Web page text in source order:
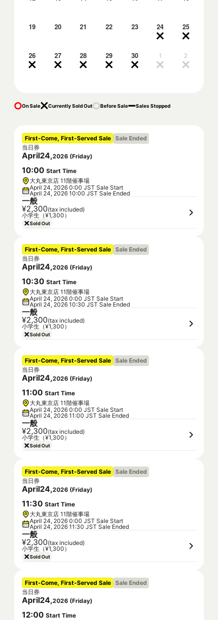
19 20 21 22 23 24 25
26 27 28 29 30 1 2
On Sale Currently Sold Out Before Sale Sales Stopped
First-Come, First-Served Sale Sale Ended
当日券
April24,2026 (Friday)
10:00 Start Time
大丸東京店 11階催事場
April 24, 2026 0:00 JST Sale Start
April 24, 2026 10:00 JST Sale Ended
一般
¥2,300(tax included)
小学生（¥1,300）
Sold Out
First-Come, First-Served Sale Sale Ended
当日券
April24,2026 (Friday)
10:30 Start Time
大丸東京店 11階催事場
April 24, 2026 0:00 JST Sale Start
April 24, 2026 10:30 JST Sale Ended
一般
¥2,300(tax included)
小学生（¥1,300）
Sold Out
First-Come, First-Served Sale Sale Ended
当日券
April24,2026 (Friday)
11:00 Start Time
大丸東京店 11階催事場
April 24, 2026 0:00 JST Sale Start
April 24, 2026 11:00 JST Sale Ended
一般
¥2,300(tax included)
小学生（¥1,300）
Sold Out
First-Come, First-Served Sale Sale Ended
当日券
April24,2026 (Friday)
11:30 Start Time
大丸東京店 11階催事場
April 24, 2026 0:00 JST Sale Start
April 24, 2026 11:30 JST Sale Ended
一般
¥2,300(tax included)
小学生（¥1,300）
Sold Out
First-Come, First-Served Sale Sale Ended
当日券
April24,2026 (Friday)
12:00 Start Time